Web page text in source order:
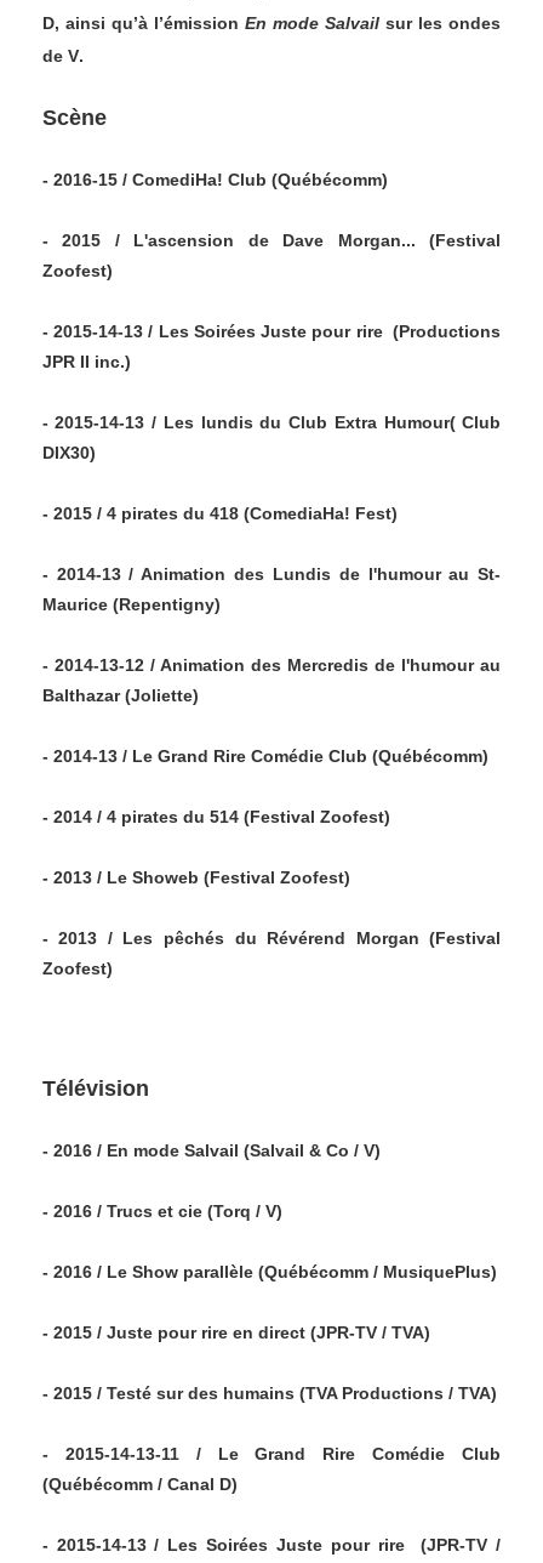
D, ainsi qu’à l’émission En mode Salvail sur les ondes
de V.
Scène
- 2016-15 / ComediHa! Club (Québécomm)
- 2015 / L'ascension de Dave Morgan... (Festival
Zoofest)
- 2015-14-13 / Les Soirées Juste pour rire (Productions
JPR II inc.)
- 2015-14-13 / Les lundis du Club Extra Humour( Club
DIX30)
- 2015 / 4 pirates du 418 (ComediaHa! Fest)
- 2014-13 / Animation des Lundis de l'humour au St-
Maurice (Repentigny)
- 2014-13-12 / Animation des Mercredis de l'humour au
Balthazar (Joliette)
- 2014-13 / Le Grand Rire Comédie Club (Québécomm)
- 2014 / 4 pirates du 514 (Festival Zoofest)
- 2013 / Le Showeb (Festival Zoofest)
- 2013 / Les pêchés du Révérend Morgan (Festival
Zoofest)
Télévision
- 2016 / En mode Salvail (Salvail & Co / V)
- 2016 / Trucs et cie (Torq / V)
- 2016 / Le Show parallèle (Québécomm / MusiquePlus)
- 2015 / Juste pour rire en direct (JPR-TV / TVA)
- 2015 / Testé sur des humains (TVA Productions / TVA)
- 2015-14-13-11 / Le Grand Rire Comédie Club
(Québécomm / Canal D)
- 2015-14-13 / Les Soirées Juste pour rire (JPR-TV /